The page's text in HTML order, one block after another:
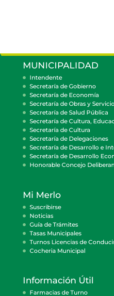
MUNICIPALIDAD
Intendente
Secretaría de Gobierno
Secretaría de Economía
Secretaría de Obras y
Secretaría de Salud Pública
Secretaría de Cultura,
Secretaría de Cultura
Secretaría de Delegaciones
Secretaría de Desarrollo e
Secretaría de Desarrollo
Honorable Concejo
Mi Merlo
Suscribirse
Noticias
Guía de Trámites
Tasas Municipales
Turnos Licencias de
Cocheria Municipal
Información Útil
Farmacias de Turno